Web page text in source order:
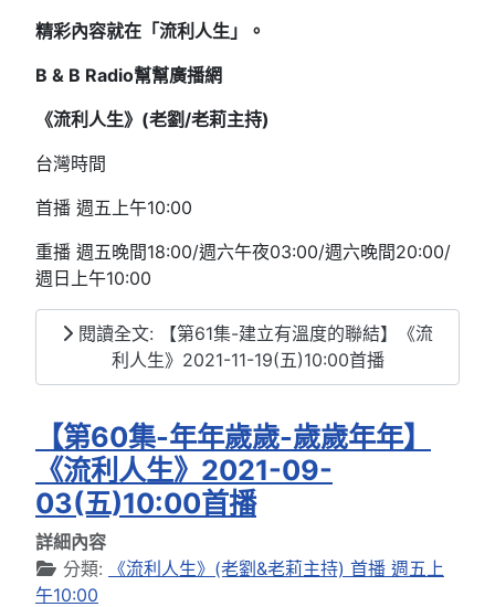
精彩內容就在「流利人生」。
B & B Radio幫幫廣播網
《流利人生》(老劉/老莉主持)
台灣時間
首播 週五上午10:00
重播 週五晚間18:00/週六午夜03:00/週六晚間20:00/
週日上午10:00
閱讀全文: 【第61集-建立有溫度的聯結】《流
利人生》2021-11-19(五)10:00首播
【第60集-年年歲歲-歲歲年年】
《流利人生》2021-09-
03(五)10:00首播
詳細內容
分類:
《流利人生》(老劉&老莉主持) 首播 週五上
午10:00